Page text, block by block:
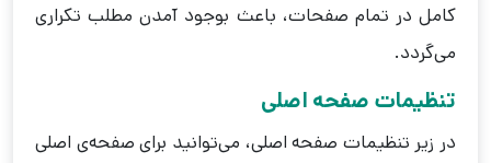
کامل در تمام صفحات، باعث بوجود آمدن مطلب تکراری
می‌گردد.
تنظیمات صفحه اصلی
در زیر تنظیمات صفحه اصلی، ‌می‌توانید برای صفحه‌ی اصلی